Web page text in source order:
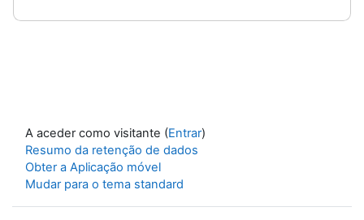
A aceder como visitante (Entrar)
Resumo da retenção de dados
Obter a Aplicação móvel
Mudar para o tema standard